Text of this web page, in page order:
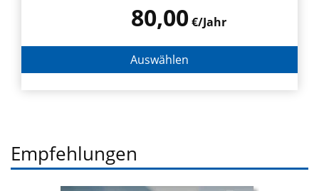
80,00€/Jahr
Auswählen
Empfehlungen